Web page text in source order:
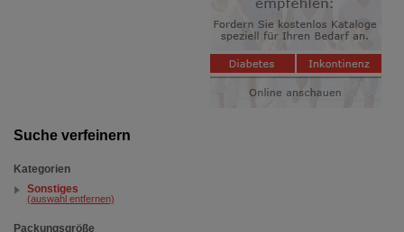
Suche verfeinern
Kategorien
Sonstiges
(auswahl entfernen)
Packungsgröße